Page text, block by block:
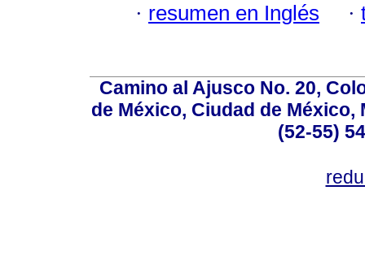
· resumen en Inglés ·
Camino al Ajusco No. 20,
de México, Ciudad de México,
(52-55)